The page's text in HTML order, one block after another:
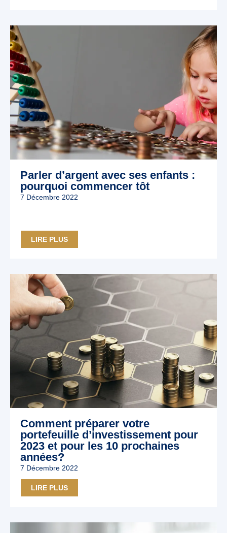
Parler d’argent avec ses enfants :
pourquoi commencer tôt
7 Décembre 2022
LIRE PLUS
Comment préparer votre
portefeuille d’investissement pour
2023 et pour les 10 prochaines
années?
7 Décembre 2022
LIRE PLUS